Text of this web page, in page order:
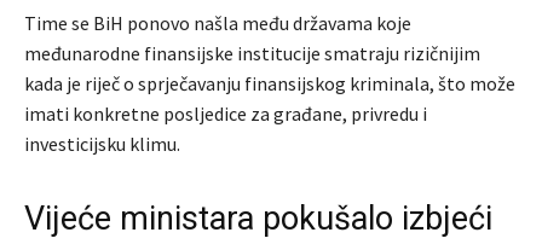
Time se BiH ponovo našla među državama koje
međunarodne finansijske institucije smatraju rizičnijim
kada je riječ o sprječavanju finansijskog kriminala, što može
imati konkretne posljedice za građane, privredu i
investicijsku klimu.
Vijeće ministara pokušalo izbjeći